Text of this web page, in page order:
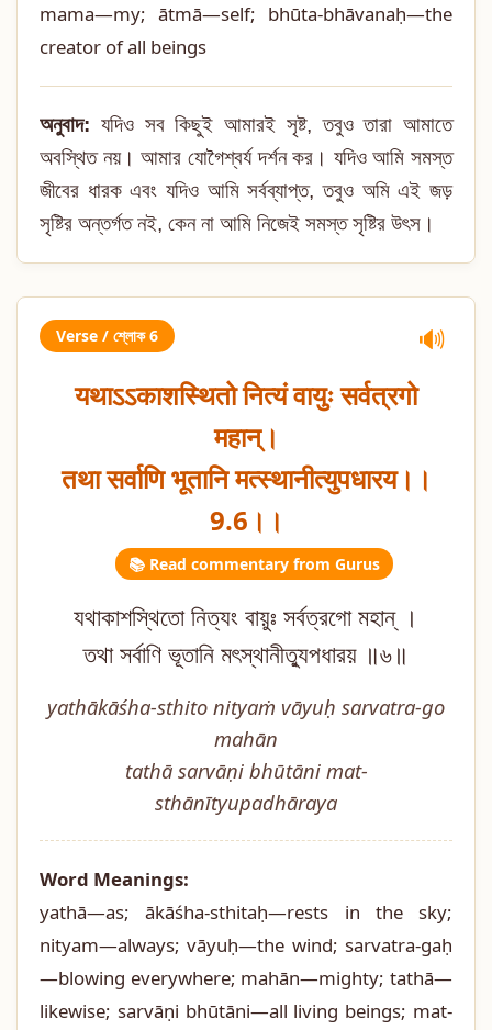
mama—my; ātmā—self; bhūta-bhāvanaḥ—the
creator of all beings
অনুবাদ: যদিও সব কিছুই আমারই সৃষ্ট, তবুও তারা আমাতে
অবস্থিত নয়। আমার যোগৈশ্বর্য দর্শন কর। যদিও আমি সমস্ত
জীবের ধারক এবং যদিও আমি সর্বব্যাপ্ত, তবুও অমি এই জড়
সৃষ্টির অন্তর্গত নই, কেন না আমি নিজেই সমস্ত সৃষ্টির উৎস।
Verse / শ্লোক 6 🔊
यथाऽऽकाशस्थितो नित्यं वायुः सर्वत्रगो
महान्।
तथा सर्वाणि भूतानि मत्स्थानीत्युपधारय।।
9.6।।
📚 Read commentary from Gurus
যথাকাশস্থিতো নিত্যং বায়ুঃ সর্বত্রগো মহান্ ।
তথা সর্বাণি ভূতানি মৎস্থানীত্যুপধারয় ॥৬॥
yathākāśha-sthito nityaṁ vāyuḥ sarvatra-go
mahān
tathā sarvāṇi bhūtāni mat-
sthānītyupadhāraya
Word Meanings:
yathā—as; ākāśha-sthitaḥ—rests in the sky;
nityam—always; vāyuḥ—the wind; sarvatra-gaḥ
—blowing everywhere; mahān—mighty; tathā—
likewise; sarvāṇi bhūtāni—all living beings; mat-